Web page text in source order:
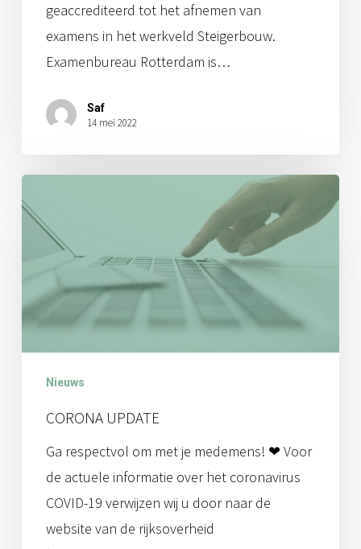
geaccrediteerd tot het afnemen van
examens in het werkveld Steigerbouw.
Examenbureau Rotterdam is…
Saf
14 mei 2022
update
Nieuws
CORONA UPDATE
Ga respectvol om met je medemens! ❤ Voor
de actuele informatie over het coronavirus
COVID-19 verwijzen wij u door naar de
website van de rijksoverheid